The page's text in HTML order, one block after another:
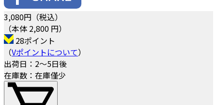
3,080円（税込）
（本体 2,800 円）
28ポイント
（Vポイントについて）
出荷日：2～5日後
在庫数：在庫僅少